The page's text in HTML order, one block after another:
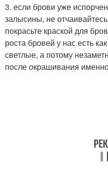
3. если брови уже
залысины, не
покрасьте краской для
роста бровей у нас есть
светлые, а потому
после окрашивания